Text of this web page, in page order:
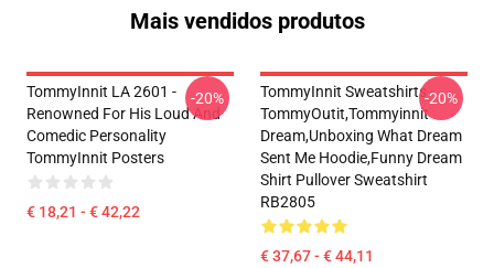
Mais vendidos produtos
TommyInnit LA 2601 -
Renowned For His Loud And
Comedic Personality
TommyInnit Posters
€ 18,21 - € 42,22
-20%
TommyInnit Sweatshirts -
TommyOutit,Tommyinnit
Dream,Unboxing What Dream
Sent Me Hoodie,funny Dream
Shirt Pullover Sweatshirt
RB2805
€ 37,67 - € 44,11
-20%